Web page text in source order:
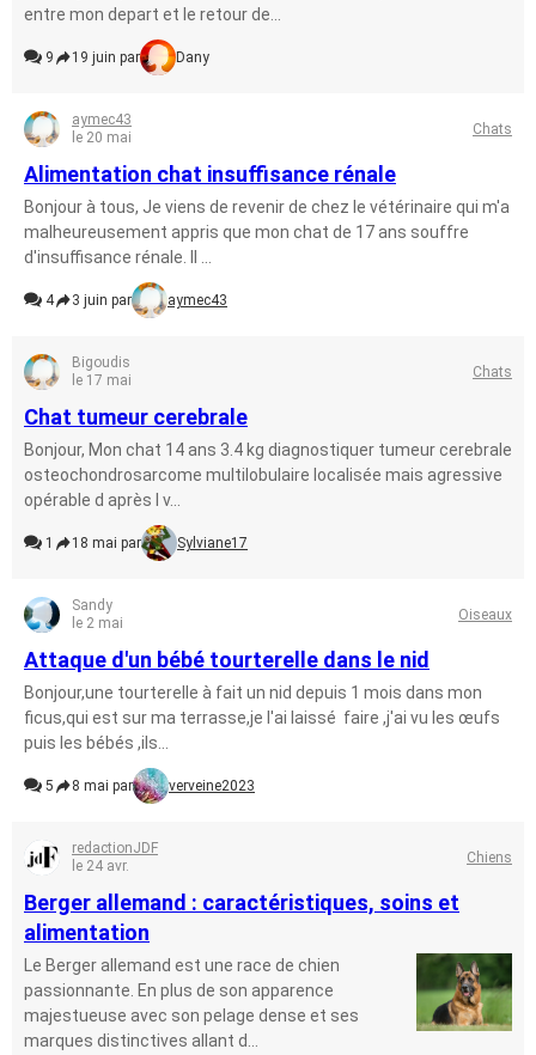
entre mon depart et le retour de...
9 19 juin par Dany
aymec43
le 20 mai
Chats
Alimentation chat insuffisance rénale
Bonjour à tous, Je viens de revenir de chez le vétérinaire qui m'a
malheureusement appris que mon chat de 17 ans souffre
d'insuffisance rénale. Il ...
4 3 juin par aymec43
Bigoudis
le 17 mai
Chats
Chat tumeur cerebrale
Bonjour, Mon chat 14 ans 3.4 kg diagnostiquer tumeur cerebrale
osteochondrosarcome multilobulaire localisée mais agressive
opérable d après l v...
1 18 mai par Sylviane17
Sandy
le 2 mai
Oiseaux
Attaque d'un bébé tourterelle dans le nid
Bonjour,une tourterelle à fait un nid depuis 1 mois dans mon
ficus,qui est sur ma terrasse,je l'ai laissé faire ,j'ai vu les œufs
puis les bébés ,ils...
5 8 mai par verveine2023
redactionJDF
le 24 avr.
Chiens
Berger allemand : caractéristiques, soins et
alimentation
Le Berger allemand est une race de chien
passionnante. En plus de son apparence
majestueuse avec son pelage dense et ses
marques distinctives allant d...